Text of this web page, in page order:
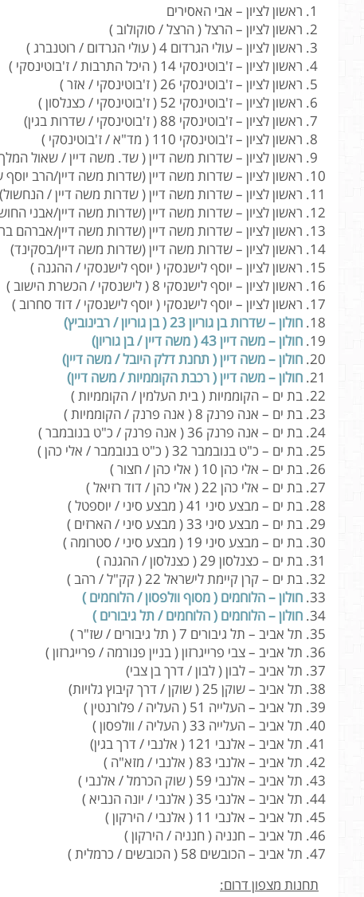
ראשון לציון – אבי האסירים
ראשון לציון – הרצל ( הרצל / סוקולוב )
ראשון לציון – עולי הגרדום 4 ( עולי הגרדום / רוטנברג )
ראשון לציון – ז'בוטינסקי 14 ( היכל התרבות / ז'בוטינסקי )
ראשון לציון – ז'בוטינסקי 26 ( ז'בוטינסקי / אזר )
ראשון לציון – ז'בוטינסקי 52 ( ז'בוטינסקי / כצנלסון )
ראשון לציון – ז'בוטינסקי 88 ( ז'בוטינסקי / שדרות בגין)
ראשון לציון – ז'בוטינסקי 110 ( מד"א / ז'בוטינסקי )
ראשון לציון – שדרות משה דיין ( שד. משה דיין / שאול
ראשון לציון – שדרות משה דיין (שדרות משה דיין/הרב יוסף
ראשון לציון – שדרות משה דיין ( שדרות משה דיין / הנחשול)
ראשון לציון – שדרות משה דיין (שדרות משה דיין/אבני
ראשון לציון – שדרות משה דיין (שדרות משה דיין/אברהם
ראשון לציון – שדרות משה דיין (שדרות משה דיין/בסקינד)
ראשון לציון – יוסף לישנסקי ( יוסף לישנסקי / ההגנה )
ראשון לציון – יוסף לישנסקי 8 ( לישנסקי / הכשרת הישוב )
ראשון לציון – יוסף לישנסקי ( יוסף לישנסקי / דוד סחרוב )
חולון – שדרות בן גוריון 23 ( בן גוריון / רבינוביץ)
חולון – משה דיין 43 ( משה דיין / בן גוריון)
חולון – משה דיין ( תחנת דלק היובל / משה דיין)
חולון – משה דיין ( רכבת הקוממיות / משה דיין)
בת ים – הקוממיות ( בית העלמין / הקוממיות )
בת ים – אנה פרנק 8 ( אנה פרנק / הקוממיות )
בת ים – אנה פרנק 36 ( אנה פרנק / כ"ט בנובמבר )
בת ים – כ"ט בנובמבר 32 ( כ"ט בנובמבר / אלי כהן )
בת ים – אלי כהן 10 ( אלי כהן / חצור )
בת ים – אלי כהן 22 ( אלי כהן / דוד רזיאל )
בת ים – מבצע סיני 41 ( מבצע סיני / יוספטל )
בת ים – מבצע סיני 33 ( מבצע סיני / הארזים )
בת ים – מבצע סיני 19 ( מבצע סיני / סטרומה )
בת ים – כצנלסון 29 ( כצנלסון / ההגנה )
בת ים – קרן קיימת לישראל 22 ( קק"ל / רהב )
חולון – הלוחמים ( מסוף וולפסון / הלוחמים )
חולון – הלוחמים ( הלוחמים / תל גיבורים )
תל אביב – תל גיבורים 7 ( תל גיבורים / שז"ר )
תל אביב – צבי פרייגרזון ( בניין פנורמה / פרייגרזון )
תל אביב – לבון ( לבון / דרך בן צבי)
תל אביב – שוקן 25 ( שוקן / דרך קיבוץ גלויות)
תל אביב – העלייה 51 ( העליה / פלורנטין )
תל אביב – העלייה 33 ( העליה / וולפסון )
תל אביב – אלנבי 121 ( אלנבי / דרך בגין)
תל אביב – אלנבי 83 ( אלנבי / מזא"ה )
תל אביב – אלנבי 59 ( שוק הכרמל / אלנבי )
תל אביב – אלנבי 35 ( אלנבי / יונה הנביא )
תל אביב – אלנבי 11 ( אלנבי / הירקון )
תל אביב – חנניה ( חנניה / הירקון )
תל אביב – הכובשים 58 ( הכובשים / כרמלית )
תחנות מצפון דרום: